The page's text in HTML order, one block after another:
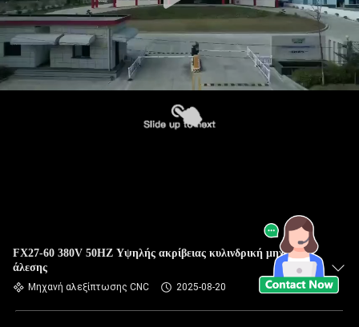
FX27-60 380V 50HZ Υψηλής ακρίβειας κυλινδρική μηχανή
άλεσης
Μηχανή αλεξίπτωσης CNC 2025-08-20